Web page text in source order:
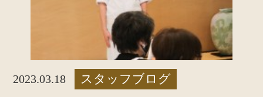
2023.03.18 スタッフブログ